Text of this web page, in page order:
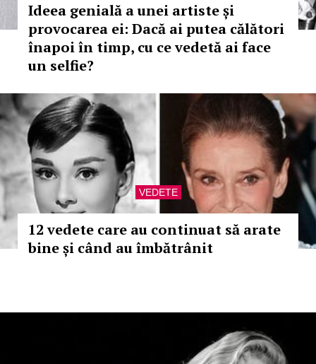
Ideea genială a unei artiste și
provocarea ei: Dacă ai putea călători
înapoi în timp, cu ce vedetă ai face
un selfie?
VEDETE
12 vedete care au continuat să arate
bine și când au îmbătrânit